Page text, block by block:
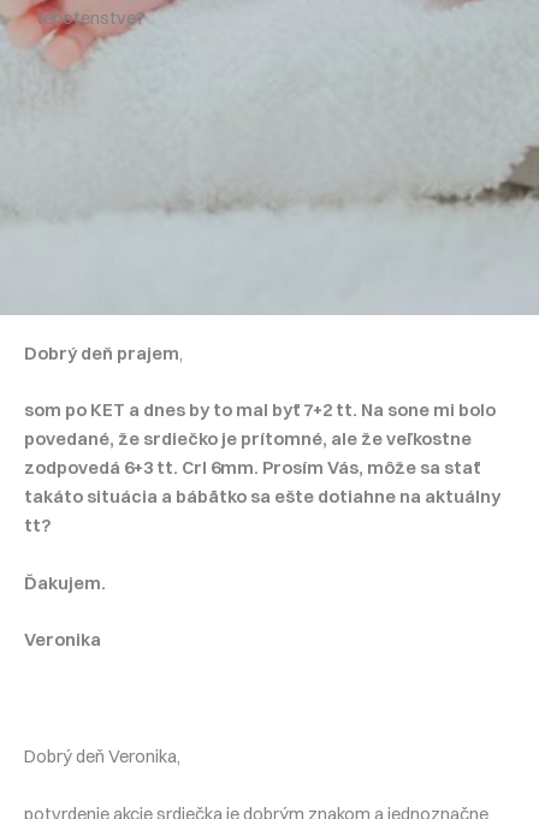
tehotenstve?
Dobrý deň prajem,
som po KET a dnes by to mal byť 7+2 tt. Na sone mi bolo
povedané, že srdiečko je prítomné, ale že veľkostne
zodpovedá 6+3 tt. Crl 6mm. Prosím Vás, môže sa stať
takáto situácia a bábätko sa ešte dotiahne na aktuálny
tt?
Ďakujem.
Veronika
Dobrý deň Veronika,
potvrdenie akcie srdiečka je dobrým znakom a jednoznačne